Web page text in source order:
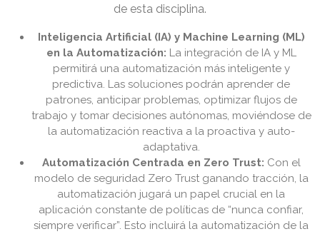
de esta disciplina.
Inteligencia Artificial (IA) y Machine Learning (ML)
en la Automatización: La integración de IA y ML
permitirá una automatización más inteligente y
predictiva. Las soluciones podrán aprender de
patrones, anticipar problemas, optimizar flujos de
trabajo y tomar decisiones autónomas, moviéndose de
la automatización reactiva a la proactiva y auto-
adaptativa.
Automatización Centrada en Zero Trust: Con el
modelo de seguridad Zero Trust ganando tracción, la
automatización jugará un papel crucial en la
aplicación constante de políticas de “nunca confiar,
siempre verificar”. Esto incluirá la automatización de la